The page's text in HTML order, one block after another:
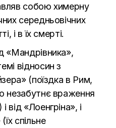
собою химерну
середньовічних
і в їх смерті.
«Мандрівника»,
відносин з
(поїздка в Рим,
незабутнє враження
від «Лоенгріна», і
спільне